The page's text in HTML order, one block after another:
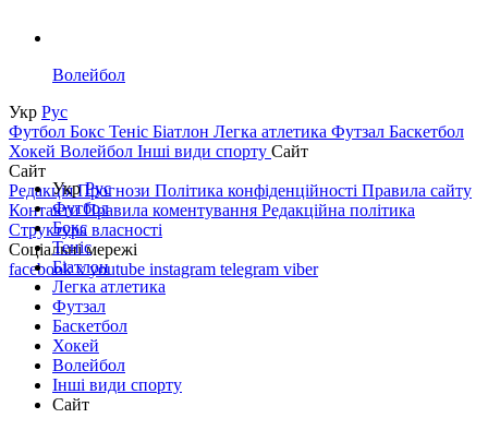
Волейбол
Укр Рус
Футбол Бокс Теніс Біатлон Легка атлетика Футзал Баскетбол
Хокей Волейбол Інші види спорту Сайт
Сайт
РедакціяПрогнози Політика конфіденційності Правила сайту
КонтактиПравила коментування Редакційна політика
Структура власності
Соціальні мережі
facebookxyoutube instagram telegram viber
УкрРус
Футбол
Бокс
Теніс
Біатлон
Легка атлетика
Футзал
Баскетбол
Хокей
Волейбол
Інші види спорту
Сайт